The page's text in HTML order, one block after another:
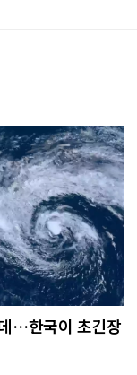
…한국이 초긴장